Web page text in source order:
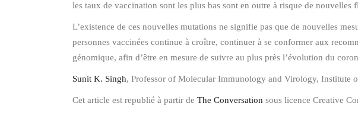
les taux de vaccination sont les plus bas sont en outre à risque de nouvelles
L’existence de ces nouvelles mutations ne signifie pas que de nouvelles
personnes vaccinées continue à croître, continuer à se conformer aux
génomique, afin d’être en mesure de suivre au plus près l’évolution du
Sunit K. Singh, Professor of Molecular Immunology and Virology, Institute
Cet article est republié à partir de The Conversation sous licence Creative